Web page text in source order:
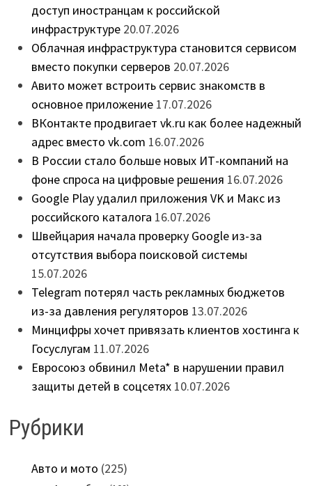
доступ иностранцам к российской
инфраструктуре 20.07.2026
Облачная инфраструктура становится сервисом
вместо покупки серверов 20.07.2026
Авито может встроить сервис знакомств в
основное приложение 17.07.2026
ВКонтакте продвигает vk.ru как более надежный
адрес вместо vk.com 16.07.2026
В России стало больше новых ИТ-компаний на
фоне спроса на цифровые решения 16.07.2026
Google Play удалил приложения VK и Макс из
российского каталога 16.07.2026
Швейцария начала проверку Google из-за
отсутствия выбора поисковой системы
15.07.2026
Telegram потерял часть рекламных бюджетов
из-за давления регуляторов 13.07.2026
Минцифры хочет привязать клиентов хостинга к
Госуслугам 11.07.2026
Евросоюз обвинил Meta* в нарушении правил
защиты детей в соцсетях 10.07.2026
Рубрики
Авто и мото (225)